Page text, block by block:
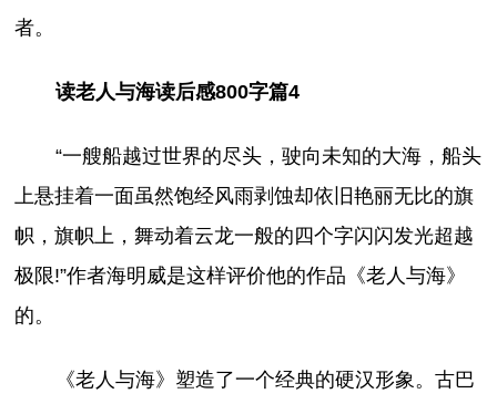
者。
读老人与海读后感800字篇4
“一艘船越过世界的尽头，驶向未知的大海，船头
上悬挂着一面虽然饱经风雨剥蚀却依旧艳丽无比的旗
帜，旗帜上，舞动着云龙一般的四个字闪闪发光超越
极限!”作者海明威是这样评价他的作品《老人与海》
的。
《老人与海》塑造了一个经典的硬汉形象。古巴